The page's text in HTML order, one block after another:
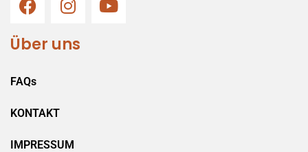
Über uns
FAQs
KONTAKT
IMPRESSUM